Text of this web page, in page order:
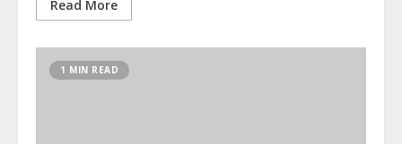
Read More
1 MIN READ